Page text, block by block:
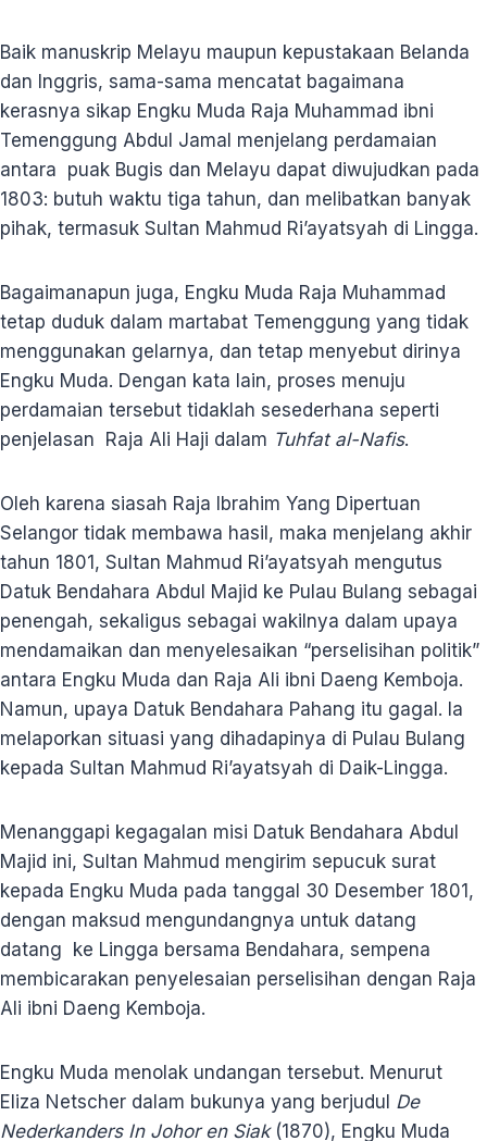
Baik manuskrip Melayu maupun kepustakaan Belanda
dan Inggris, sama-sama mencatat bagaimana
kerasnya sikap Engku Muda Raja Muhammad ibni
Temenggung Abdul Jamal menjelang perdamaian
antara puak Bugis dan Melayu dapat diwujudkan pada
1803: butuh waktu tiga tahun, dan melibatkan banyak
pihak, termasuk Sultan Mahmud Ri’ayatsyah di Lingga.
Bagaimanapun juga, Engku Muda Raja Muhammad
tetap duduk dalam martabat Temenggung yang tidak
menggunakan gelarnya, dan tetap menyebut dirinya
Engku Muda. Dengan kata lain, proses menuju
perdamaian tersebut tidaklah sesederhana seperti
penjelasan Raja Ali Haji dalam Tuhfat al-Nafis.
Oleh karena siasah Raja Ibrahim Yang Dipertuan
Selangor tidak membawa hasil, maka menjelang akhir
tahun 1801, Sultan Mahmud Ri’ayatsyah mengutus
Datuk Bendahara Abdul Majid ke Pulau Bulang sebagai
penengah, sekaligus sebagai wakilnya dalam upaya
mendamaikan dan menyelesaikan “perselisihan politik”
antara Engku Muda dan Raja Ali ibni Daeng Kemboja.
Namun, upaya Datuk Bendahara Pahang itu gagal. Ia
melaporkan situasi yang dihadapinya di Pulau Bulang
kepada Sultan Mahmud Ri’ayatsyah di Daik-Lingga.
Menanggapi kegagalan misi Datuk Bendahara Abdul
Majid ini, Sultan Mahmud mengirim sepucuk surat
kepada Engku Muda pada tanggal 30 Desember 1801,
dengan maksud mengundangnya untuk datang
datang ke Lingga bersama Bendahara, sempena
membicarakan penyelesaian perselisihan dengan Raja
Ali ibni Daeng Kemboja.
Engku Muda menolak undangan tersebut. Menurut
Eliza Netscher dalam bukunya yang berjudul De
Nederkanders In Johor en Siak(1870), Engku Muda